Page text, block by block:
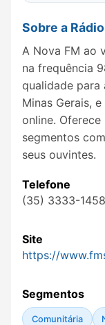
Sobre a
A Nova FM ao
na frequência
qualidade para
Minas Gerais,
online.
segmentos
seus ouvintes.
Telefone
(35) 3333-1458
Site
https://
Segmentos
Comunitária